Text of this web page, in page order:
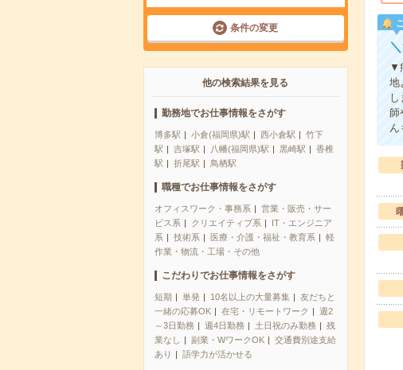
条件の変更
他の検索結果を見る
勤務地でお仕事情報をさがす
博多駅 小倉(福岡県)駅 西小倉駅
竹下
駅
吉塚駅 八幡(福岡県)駅 黒崎駅
香椎
駅
折尾駅 鳥栖駅
職種でお仕事情報をさがす
オフィスワーク・事務系
営業・販売・サー
ビス系
クリエイティブ系
IT・エンジニア
系
技術系 医療・介護・福祉・教育系
軽
作業・物流・工場・その他
こだわりでお仕事情報をさがす
短期 単発 10名以上の大量募集
友だちと
一緒の応募OK
在宅・リモートワーク
週2
～3日勤務
週4日勤務 土日祝のみ勤務
残
業なし
副業・WワークOK
交通費別途支給
あり
語学力が活かせる
▼
地
師